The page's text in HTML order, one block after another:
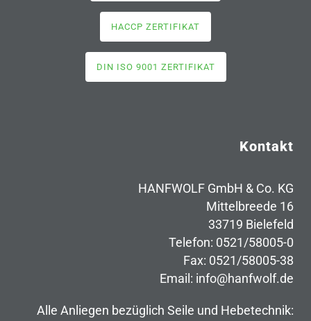
HACCP ZERTIFIKAT
DIN ISO 9001 ZERTIFIKAT
Kontakt
HANFWOLF GmbH & Co. KG
Mittelbreede 16
33719 Bielefeld
Telefon: 0521/58005-0
Fax: 0521/58005-38
Email: info@hanfwolf.de
Alle Anliegen bezüglich Seile und Hebetechnik: